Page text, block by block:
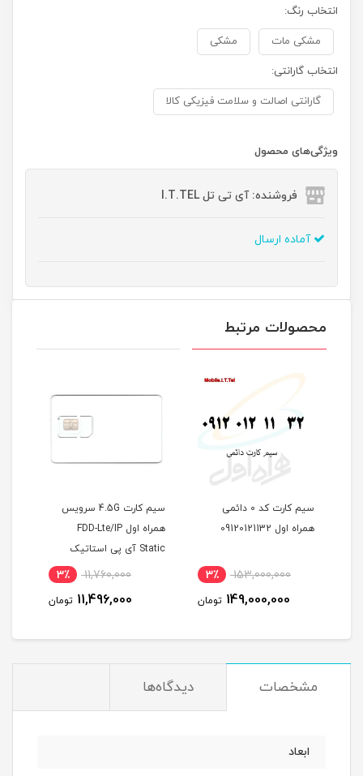
انتخاب رنگ:
مشکی مات مشکی
انتخاب گارانتی:
گارانتی اصالت و سلامت فیزیکی کالا
ویژگی‌های محصول
فروشنده: آی تی تل I.T.TEL
آماده ارسال
محصولات مرتبط
سیم کارت کد 0 دائمی
همراه اول 09120121132
153,000,000 3٪
149,000,000 تومان
سیم کارت 4.5G سرویس
همراه اول FDD-Lte/IP
Static آی پی استاتیک
یکساله با 180 گیگ اینترنت11,760,000 3٪
11,496,000 تومان
مشخصات دیدگاه‌ها
ابعاد